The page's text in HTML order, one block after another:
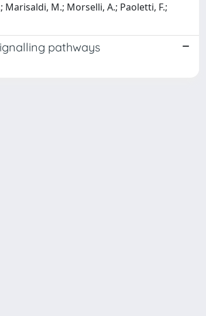
Marisaldi, M.; Morselli, A.; Paoletti, F.;
pathways